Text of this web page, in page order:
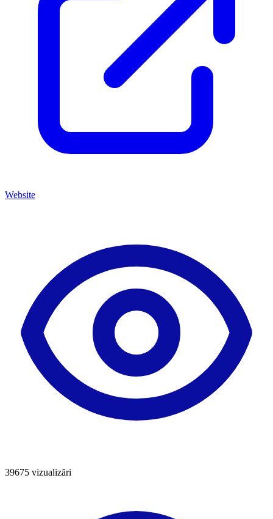
Website
39675 vizualizări